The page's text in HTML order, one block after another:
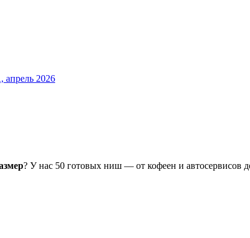
апрель 2026
? У нас 50 готовых ниш — от кофеен и автосервисов